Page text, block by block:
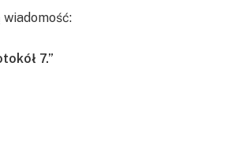
wiadomość:
7.”